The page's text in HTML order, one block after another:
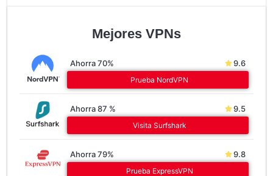
Mejores VPNs
Ahorra 70% 9.6
Prueba NordVPN
Ahorra 87 % 9.5
Visita Surfshark
Ahorra 79% 9.8
Prueba ExpressVPN